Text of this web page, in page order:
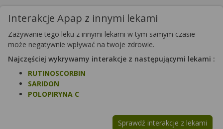
Interakcje Apap z innymi lekami
Zażywanie tego leku z innymi lekami w tym samym czasie
może negatywnie wpływać na twoje zdrowie.
Najczęściej wykrywamy interakcje z następującymi lekami :
RUTINOSCORBIN
SARIDON
POLOPIRYNA C
Sprawdź interakcje z lekami